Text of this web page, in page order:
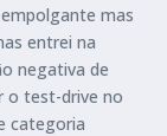
mas
entrei na
negativa de
o test-drive no
categoria